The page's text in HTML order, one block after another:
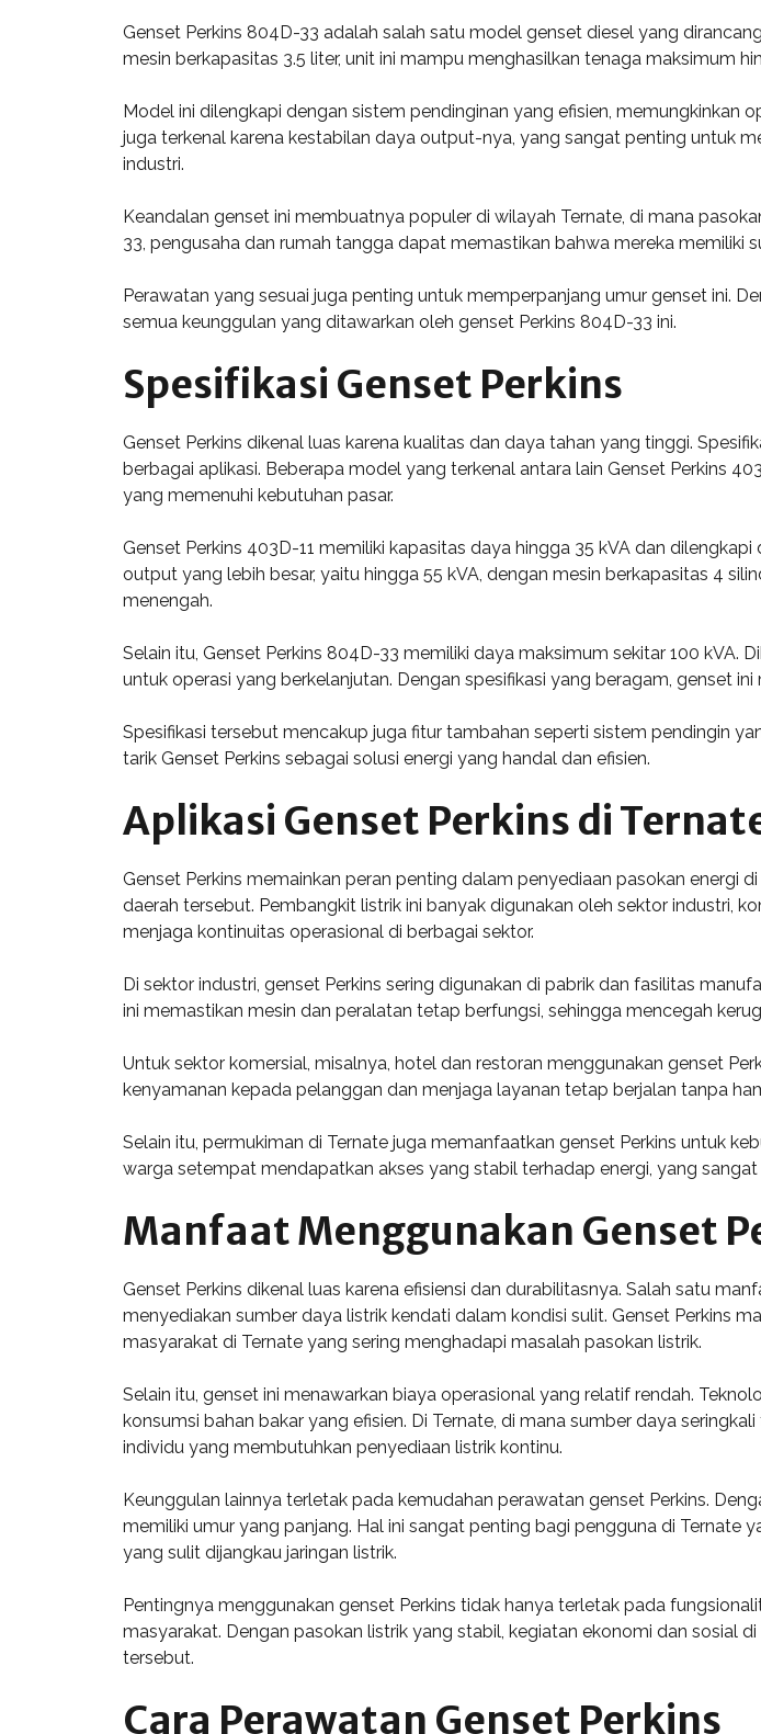
Genset Perkins 804D-33 adalah salah satu model genset diesel yang
mesin berkapasitas 3.5 liter, unit ini mampu menghasilkan tenaga maksimum
Model ini dilengkapi dengan sistem pendinginan yang efisien, memungkinkan
juga terkenal karena kestabilan daya output-nya, yang sangat penting untuk
industri.
Keandalan genset ini membuatnya populer di wilayah Ternate, di mana
33, pengusaha dan rumah tangga dapat memastikan bahwa mereka memiliki
Perawatan yang sesuai juga penting untuk memperpanjang umur genset ini.
semua keunggulan yang ditawarkan oleh genset Perkins 804D-33 ini.
Spesifikasi Genset Perkins
Genset Perkins dikenal luas karena kualitas dan daya tahan yang tinggi.
berbagai aplikasi. Beberapa model yang terkenal antara lain Genset Perkins
yang memenuhi kebutuhan pasar.
Genset Perkins 403D-11 memiliki kapasitas daya hingga 35 kVA dan
output yang lebih besar, yaitu hingga 55 kVA, dengan mesin berkapasitas 4
menengah.
Selain itu, Genset Perkins 804D-33 memiliki daya maksimum sekitar 100 kVA.
untuk operasi yang berkelanjutan. Dengan spesifikasi yang beragam, genset
Spesifikasi tersebut mencakup juga fitur tambahan seperti sistem pendingin
tarik Genset Perkins sebagai solusi energi yang handal dan efisien.
Aplikasi Genset Perkins di
Genset Perkins memainkan peran penting dalam penyediaan pasokan energi
daerah tersebut. Pembangkit listrik ini banyak digunakan oleh sektor industri,
menjaga kontinuitas operasional di berbagai sektor.
Di sektor industri, genset Perkins sering digunakan di pabrik dan fasilitas
ini memastikan mesin dan peralatan tetap berfungsi, sehingga mencegah
Untuk sektor komersial, misalnya, hotel dan restoran menggunakan genset
kenyamanan kepada pelanggan dan menjaga layanan tetap berjalan tanpa
Selain itu, permukiman di Ternate juga memanfaatkan genset Perkins untuk
warga setempat mendapatkan akses yang stabil terhadap energi, yang
Manfaat Menggunakan Genset
Genset Perkins dikenal luas karena efisiensi dan durabilitasnya. Salah satu
menyediakan sumber daya listrik kendati dalam kondisi sulit. Genset Perkins
masyarakat di Ternate yang sering menghadapi masalah pasokan listrik.
Selain itu, genset ini menawarkan biaya operasional yang relatif rendah.
konsumsi bahan bakar yang efisien. Di Ternate, di mana sumber daya
individu yang membutuhkan penyediaan listrik kontinu.
Keunggulan lainnya terletak pada kemudahan perawatan genset Perkins.
memiliki umur yang panjang. Hal ini sangat penting bagi pengguna di Ternate
yang sulit dijangkau jaringan listrik.
Pentingnya menggunakan genset Perkins tidak hanya terletak pada
masyarakat. Dengan pasokan listrik yang stabil, kegiatan ekonomi dan sosial
tersebut.
Cara Perawatan Genset Perkins